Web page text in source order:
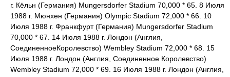
г. Кёльн (Германия) Mungersdorfer Stadium 70,000 * 65. 8 Июля
1988 г. Мюнхен (Германия) Olympic Stadium 72,000 * 66. 10
Июля 1988 г. Франкфурт (Германия) Mungersdorfer Stadium
70,000 * 67. 14 Июля 1988 г. Лондон (Англия,
СоединенноеКоролевство) Wembley Stadium 72,000 * 68. 15
Июля 1988 г. Лондон (Англия, Соединенное Королевство)
Wembley Stadium 72,000 * 69. 16 Июля 1988 г. Лондон (Англия,